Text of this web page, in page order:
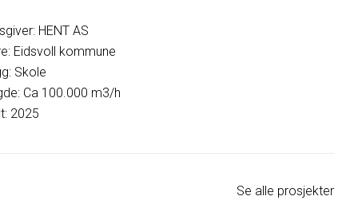
HENT AS
Eidsvoll kommune
Skole
Ca 100.000 m3/h
2025
Se alle prosjekter